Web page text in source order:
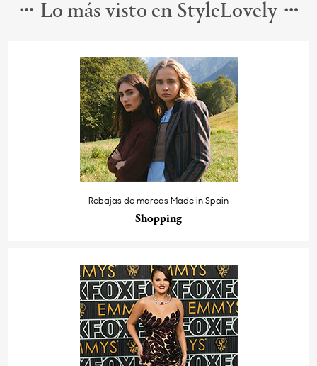
Lo más visto en StyleLovely
Rebajas de marcas Made in Spain
Shopping